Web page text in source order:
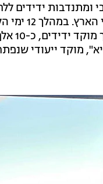
ידידים
לעשרות
ל-70
כלביא", מוקד ייעודי